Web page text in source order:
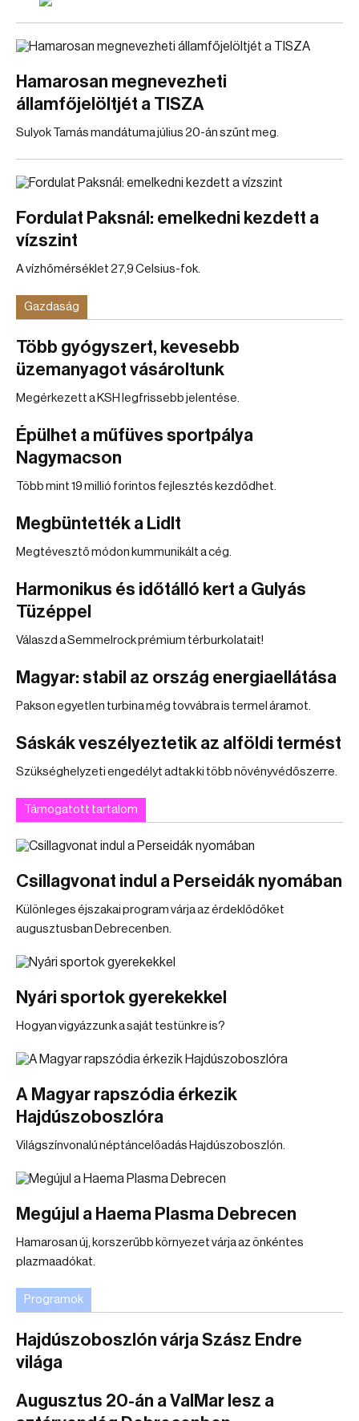
Hamarosan megnevezheti
államfőjelöltjét a TISZA
Sulyok Tamás mandátuma július 20-án szűnt meg.
Fordulat Paksnál: emelkedni kezdett a
vízszint
A vízhőmérséklet 27,9 Celsius-fok.
Gazdaság
Több gyógyszert, kevesebb
üzemanyagot vásároltunk
Megérkezett a KSH legfrissebb jelentése.
Épülhet a műfüves sportpálya
Nagymacson
Több mint 19 millió forintos fejlesztés kezdődhet.
Megbüntették a Lidlt
Megtévesztő módon kummunikált a cég.
Harmonikus és időtálló kert a Gulyás
Tüzéppel
Válaszd a Semmelrock prémium térburkolatait!
Magyar: stabil az ország energiaellátása
Pakson egyetlen turbina még tovvábra is termel áramot.
Sáskák veszélyeztetik az alföldi termést
Szükséghelyzeti engedélyt adtak ki több növényvédőszerre.
Támogatott tartalom
Csillagvonat indul a Perseidák nyomában
Különleges éjszakai program várja az érdeklődőket
augusztusban Debrecenben.
Nyári sportok gyerekekkel
Hogyan vigyázzunk a saját testünkre is?
A Magyar rapszódia érkezik
Hajdúszoboszlóra
Világszínvonalú néptáncelőadás Hajdúszoboszlón.
Megújul a Haema Plasma Debrecen
Hamarosan új, korszerűbb környezet várja az önkéntes
plazmaadókat.
Programok
Hajdúszoboszlón várja Szász Endre
világa
Augusztus 20-án a ValMar lesz a